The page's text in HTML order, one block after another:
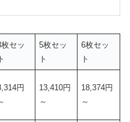
枚セッ
ト
5枚セッ
ト
6枚セッ
ト
円
13,410円
～
18,374円
～